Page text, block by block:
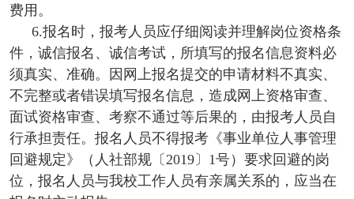
费用。
6.报名时，报考人员应仔细阅读并理解岗位资格条
件，诚信报名、诚信考试，所填写的报名信息资料必
须真实、准确。因网上报名提交的申请材料不真实、
不完整或者错误填写报名信息，造成网上资格审查、
面试资格审查、考察不通过等后果的，由报考人员自
行承担责任。报名人员不得报考《事业单位人事管理
回避规定》（人社部规〔2019〕1号）要求回避的岗
位，报名人员与我校工作人员有亲属关系的，应当在